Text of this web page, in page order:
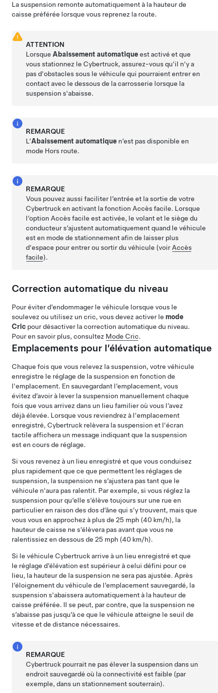
La suspension remonte automatiquement à la hauteur de
caisse préférée lorsque vous reprenez la route.
ATTENTION
Lorsque Abaissement automatiqueest activé et que
vous stationnez le Cybertruck, assurez-vous qu'il n'y a
pas d'obstacles sous le véhicule qui pourraient entrer en
contact avec le dessous de la carrosserie lorsque la
suspension s'abaisse.
REMARQUE
L’Abaissement automatique n’est pas disponible en
mode Hors route.
REMARQUE
Vous pouvez aussi faciliter l’entrée et la sortie de votre
Cybertrucken activant la fonction Accès facile. Lorsque
l’option Accès facile est activée, levolantet le siège du
conducteur s’ajustent automatiquement quand le véhicule
est en mode de stationnement afin de laisser plus
d'espace pour entrer ou sortir du véhicule (voir Accès
facile).
Correction automatique du niveau
Pour éviter d’endommager le véhicule lorsque vous le
soulevez ou utilisez un cric, vous devez activer le mode
Cric pour désactiver la correction automatique du niveau.
Pour en savoir plus, consultez Mode Cric.
Emplacements pour l’élévation automatique
Chaque fois que vous relevez la suspension, votre véhicule
enregistre le réglage de la suspension en fonction de
l'emplacement. En sauvegardant l’emplacement, vous
évitez d’avoir à lever la suspension manuellement chaque
fois que vous arrivez dans un lieu familier où vous l’avez
déjà élevée. Lorsque vous reviendrez à l'emplacement
enregistré, Cybertruck relèvera la suspension et l'écran
tactile affichera un message indiquant que la suspension
est en cours de réglage.
Si vous revenez à un lieu enregistré et que vous conduisez
plus rapidement que ce que permettent les réglages de
suspension, la suspension ne s’ajustera pas tant que le
véhicule n'aura pas ralentit. Par exemple, si vous réglez la
suspension pour qu’elle s’élève toujours sur une rue en
particulier en raison des dos d’âne qui s’y trouvent, mais que
vous vous en approchez à plus de 25 mph (40 km/h), la
hauteur de caisse ne s’élèvera pas avant que vous ne
ralentissiez en dessous de 25 mph (40 km/h).
Si le véhicule Cybertruckarrive à un lieu enregistré et que
le réglage d’élévation est supérieur à celui défini pour ce
lieu, la hauteur de la suspension ne sera pas ajustée. Après
l’éloignement du véhicule de l’emplacement sauvegardé, la
suspension s'abaissera automatiquement à la hauteur de
caisse préférée. Il se peut, par contre, que la suspension ne
s’abaisse pas jusqu’à ce que le véhicule atteigne le seuil de
vitesse et de distance nécessaires.
REMARQUE
Cybertruck pourrait ne pas élever la suspension dans un
endroit sauvegardé où la connectivité est faible (par
exemple, dans un stationnement souterrain).